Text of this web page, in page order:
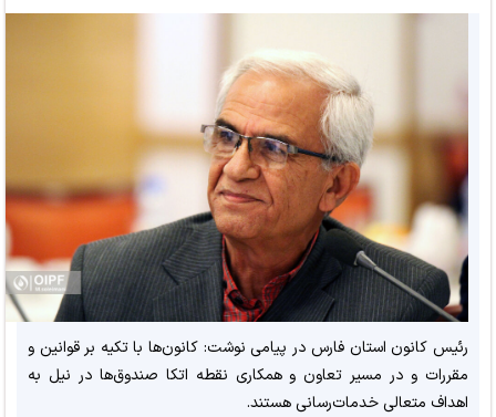
رئیس کانون استان فارس در پیامی نوشت: کانون‌ها با تکیه بر قوانین و
مقررات و در مسیر تعاون و همکاری نقطه اتکا صندوق‌ها در نیل به
اهداف متعالی خدمات‌رسانی هستند.